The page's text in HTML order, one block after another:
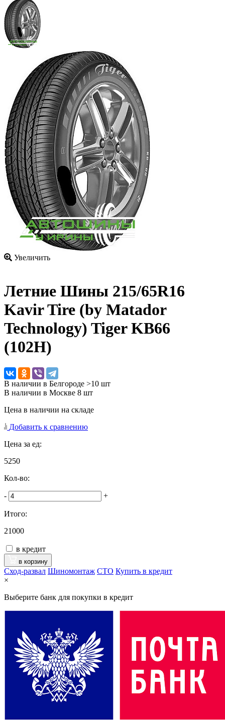
Увеличить
Летние Шины 215/65R16
Kavir Tire (by Matador
Technology) Tiger KB66
(102H)
В наличии в Белгороде >10 шт
В наличии в Москве 8 шт
Цена в наличии на складе
Добавить к сравнению
Цена за ед:
5250
Кол-во:
- +
Итого:
21000
в кредит
в корзину
Сход-развал Шиномонтаж CTO Купить в кредит
×
Выберите банк для покупки в кредит